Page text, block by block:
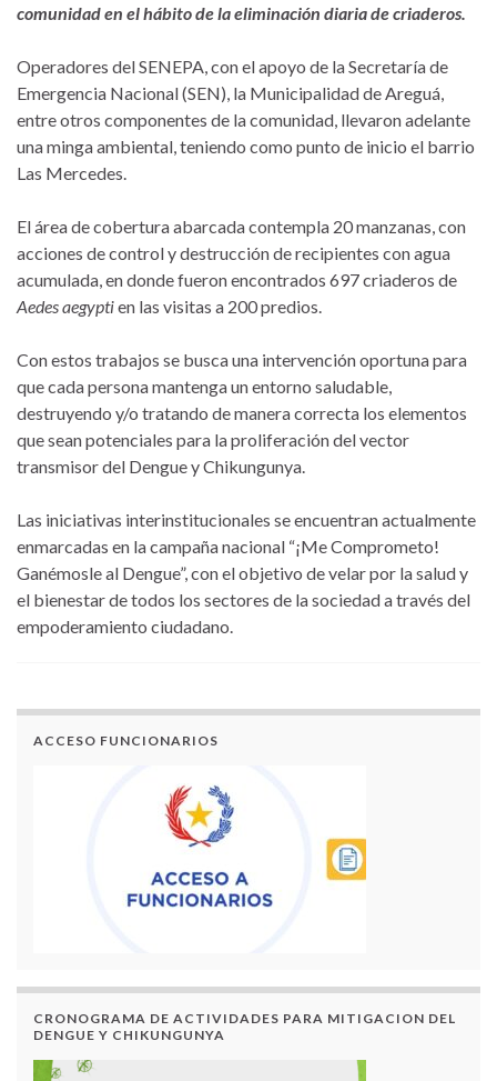
comunidad en el hábito de la eliminación diaria de criaderos.
Operadores del SENEPA, con el apoyo de la Secretaría de
Emergencia Nacional (SEN), la Municipalidad de Areguá,
entre otros componentes de la comunidad, llevaron adelante
una minga ambiental, teniendo como punto de inicio el barrio
Las Mercedes.
El área de cobertura abarcada contempla 20 manzanas, con
acciones de control y destrucción de recipientes con agua
acumulada, en donde fueron encontrados 697 criaderos de
Aedes aegyptien las visitas a 200 predios.
Con estos trabajos se busca una intervención oportuna para
que cada persona mantenga un entorno saludable,
destruyendo y/o tratando de manera correcta los elementos
que sean potenciales para la proliferación del vector
transmisor del Dengue y Chikungunya.
Las iniciativas interinstitucionales se encuentran actualmente
enmarcadas en la campaña nacional “¡Me Comprometo!
Ganémosle al Dengue”, con el objetivo de velar por la salud y
el bienestar de todos los sectores de la sociedad a través del
empoderamiento ciudadano.
ACCESO FUNCIONARIOS
CRONOGRAMA DE ACTIVIDADES PARA MITIGACION DEL
DENGUE Y CHIKUNGUNYA